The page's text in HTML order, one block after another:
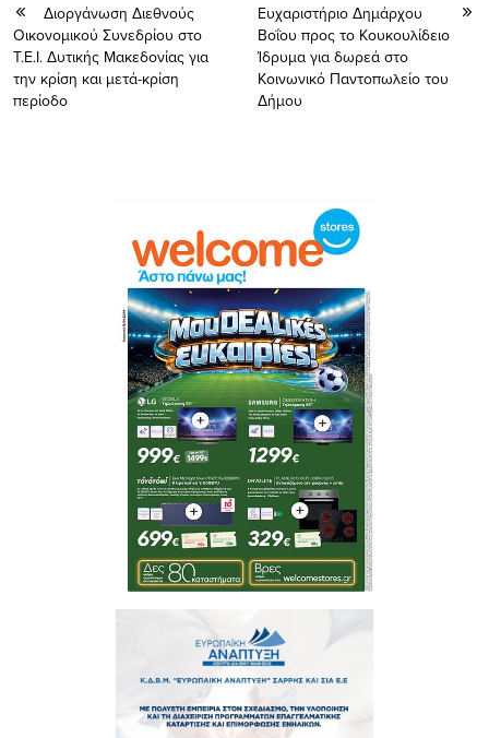
Διοργάνωση Διεθνούς
Οικονομικού Συνεδρίου στο
Τ.Ε.Ι. Δυτικής Μακεδονίας για
την κρίση και μετά-κρίση
περίοδο
Ευχαριστήριο Δημάρχου
Βοΐου προς το Κουκουλίδειο
Ίδρυμα για δωρεά στο
Κοινωνικό Παντοπωλείο του
Δήμου